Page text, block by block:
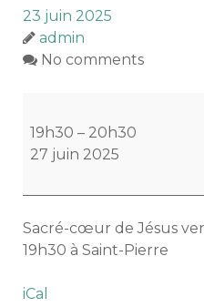
23 juin 2025
admin
No comments
du
Sacré-
Cœur
19h30 – 20h30
27 juin 2025
Sacré-cœur de Jésus
19h30 à Saint-Pierre
iCal